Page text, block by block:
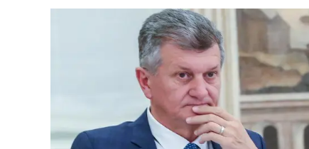
ČEKA SE ODLUKA O IZBORIMA
Sve više kandidata u utrci: Ivan
Kujundžić želi u vrh HDZ-a